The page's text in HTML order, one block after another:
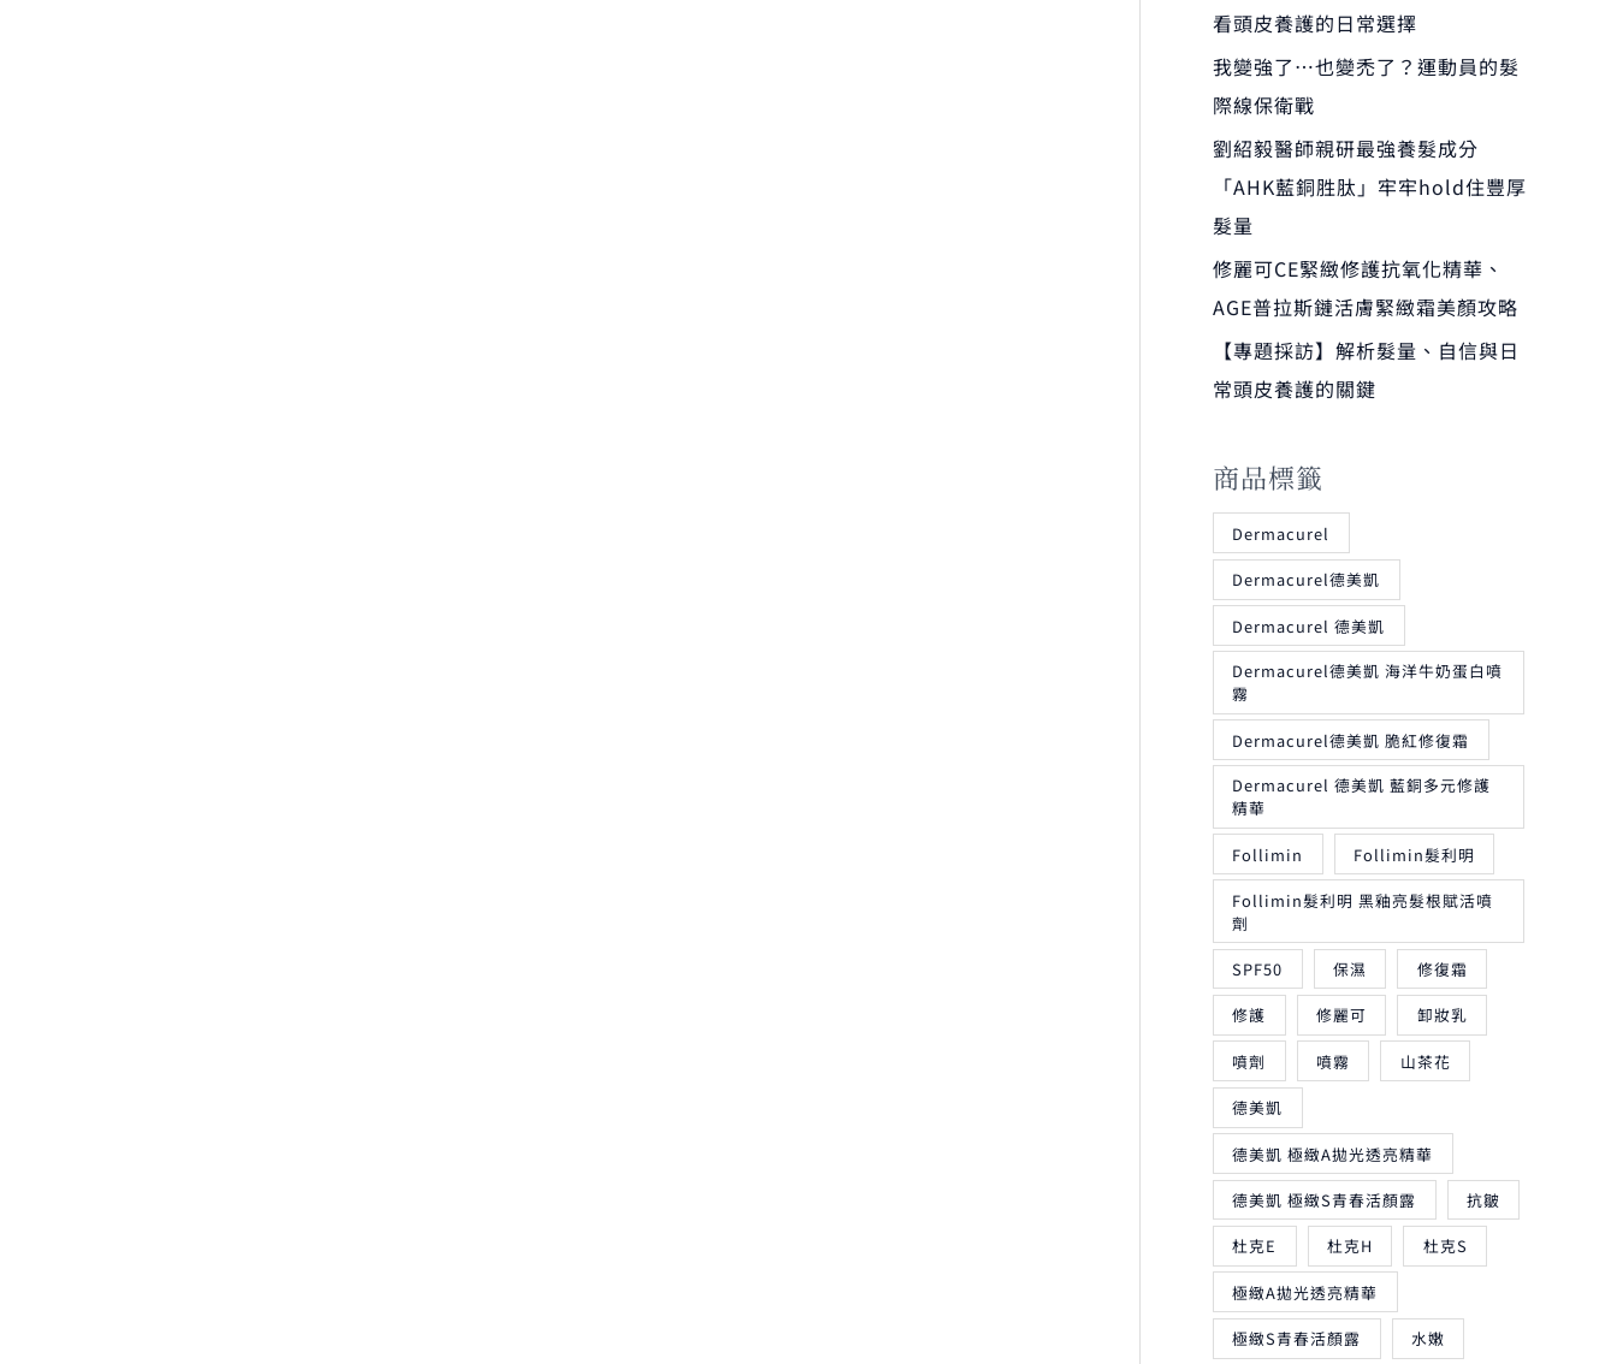
看頭皮養護的日常選擇
我變強了…也變禿了？運動員的髮
際線保衛戰
劉紹毅醫師親研最強養髮成分
「AHK藍銅胜肽」牢牢hold住豐厚
髮量
修麗可CE緊緻修護抗氧化精華、
AGE普拉斯鏈活膚緊緻霜美顏攻略
【專題採訪】解析髮量、自信與日
常頭皮養護的關鍵
商品標籤
Dermacurel
Dermacurel德美凱
Dermacurel 德美凱
Dermacurel德美凱 海洋牛奶蛋白噴
霧
Dermacurel德美凱 脆紅修復霜
Dermacurel 德美凱 藍銅多元修護
精華
Follimin
Follimin髮利明
Follimin髮利明 黑釉亮髮根賦活噴
劑
SPF50 保濕 修復霜
修護 修麗可 卸妝乳
噴劑 噴霧 山茶花
德美凱
德美凱 極緻A拋光透亮精華
德美凱 極緻S青春活顏露 抗皺
杜克E 杜克H 杜克S
極緻A拋光透亮精華
極緻S青春活顏露 水嫩